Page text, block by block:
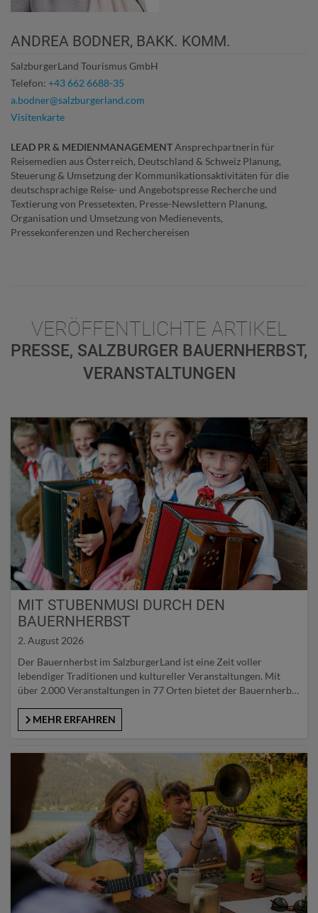
ANDREA BODNER, BAKK. KOMM.
SalzburgerLand Tourismus GmbH
Telefon: +43 662 6688-35
a.bodner@salzburgerland.com
Visitenkarte
LEAD PR & MEDIENMANAGEMENTAnsprechpartnerin für
Reisemedien aus Österreich, Deutschland & Schweiz Planung,
Steuerung & Umsetzung der Kommunikationsaktivitäten für die
deutschsprachige Reise- und Angebotspresse Recherche und
Textierung von Pressetexten, Presse-Newslettern Planung,
Organisation und Umsetzung von Medienevents,
Pressekonferenzen und Recherchereisen
VERÖFFENTLICHTE ARTIKEL
PRESSE, SALZBURGER BAUERNHERBST,
VERANSTALTUNGEN
MIT STUBENMUSI DURCH DEN
BAUERNHERBST
2. August 2026
Der Bauernherbst im SalzburgerLand ist eine Zeit voller
lebendiger Traditionen und kultureller Veranstaltungen. Mit
über 2.000 Veranstaltungen in 77 Orten bietet der Bauernherbst
regionale Kultur hautnah zu erleben. Ob beim Dorffest, beim
Almabtrieb, beim Bauernkrapfenbacken, bei einem
zwischen Berg und…
MEHR ERFAHREN